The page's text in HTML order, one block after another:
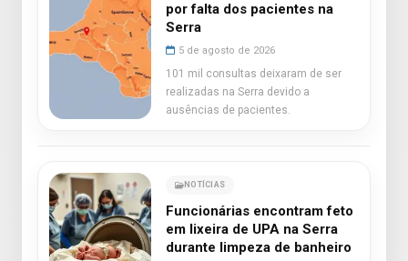
por falta dos pacientes na
Serra
5 de agosto de 2026
101 mil consultas deixaram de ser
realizadas na Serra devido a
ausências de pacientes.
NOTÍCIAS
Funcionárias encontram feto
em lixeira de UPA na Serra
durante limpeza de banheiro